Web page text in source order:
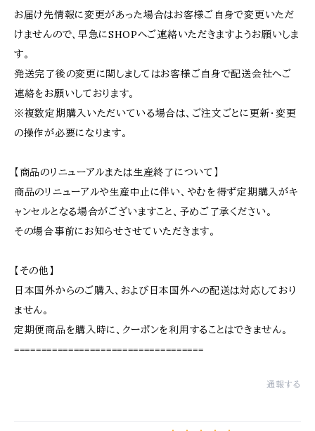
お届け先情報に変更があった場合はお客様ご自身で変更いただ
けませんので、早急にSHOPへご連絡いただきますようお願いしま
す。
発送完了後の変更に関しましてはお客様ご自身で配送会社へご
連絡をお願いしております。
※複数定期購入いただいている場合は、ご注文ごとに更新・変更
の操作が必要になります。
【商品のリニューアルまたは生産終了について】
商品のリニューアルや生産中止に伴い、やむを得ず定期購入がキ
ャンセルとなる場合がございますこと、予めご了承ください。
その場合事前にお知らせさせていただきます。
【その他】
日本国外からのご購入、および日本国外への配送は対応しており
ません。
定期便商品を購入時に、クーポンを利用することはできません。
===================================
通報する